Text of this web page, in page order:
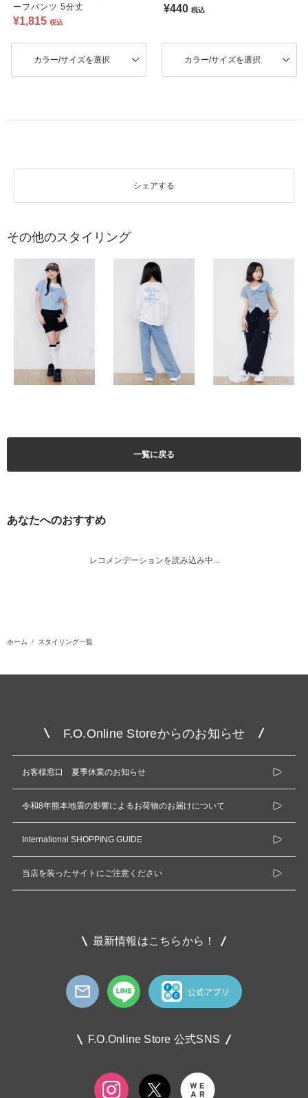
ーフパンツ 5分丈
¥1,815 税込
カラー/サイズを選択
¥440 税込
カラー/サイズを選択
シェアする
その他のスタイリング
一覧に戻る
あなたへのおすすめ
レコメンデーションを読み込み中...
ホーム スタイリング一覧
F.O.Online Storeからのお知らせ
お客様窓口 夏季休業のお知らせ
令和8年熊本地震の影響によるお荷物のお届けについて
International SHOPPING GUIDE
当店を装ったサイトにご注意ください
最新情報はこちらから！
F.O.Online Store 公式SNS